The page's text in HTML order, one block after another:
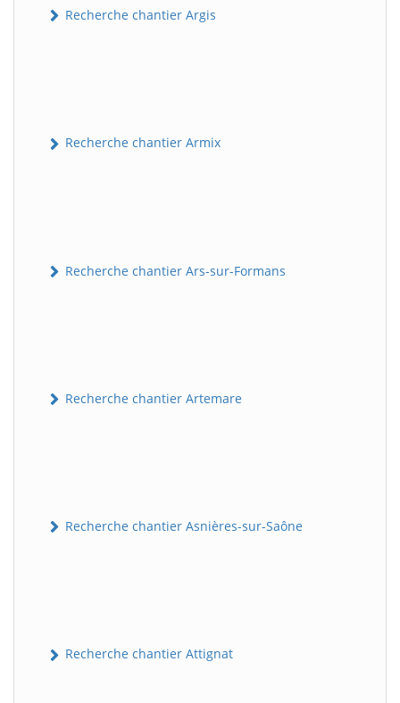
Recherche chantier Argis
Recherche chantier Armix
Recherche chantier Ars-sur-Formans
Recherche chantier Artemare
Recherche chantier Asnières-sur-Saône
Recherche chantier Attignat